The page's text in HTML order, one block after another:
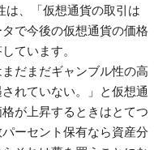
、「仮想通貨の取引は
で今後の仮想通貨の価格
ています。
だまだギャンブル性の高
れていない。」と仮想通
が上昇するときはとてつ
ーセント保有なら資産分